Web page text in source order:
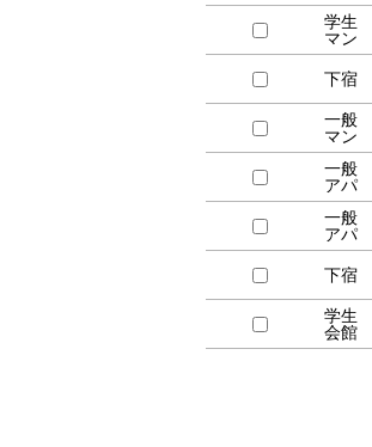
学生
マン
下宿
一般
マン
一般
アパ
一般
アパ
下宿
学生
会館